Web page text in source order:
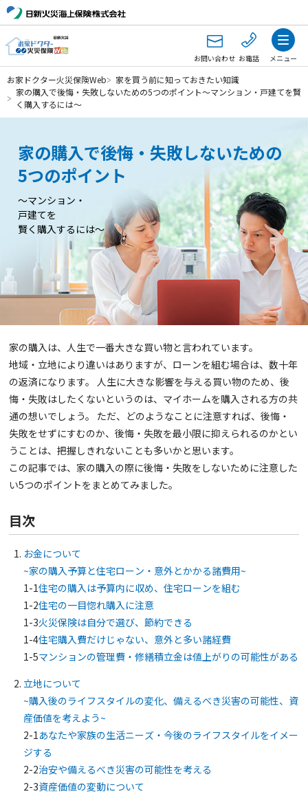
お問い合わせ お電話 メニュー
お家ドクター火災保険Web
家を買う前に知っておきたい知識
家の購入で後悔・失敗しないための5つのポイント～マンション・戸建てを賢
く購入するには～
家の購入で後悔・失敗しないための
5つのポイント
～マンション・
戸建てを
賢く購入するには～
家の購入は、人生で一番大きな買い物と言われています。
地域・立地により違いはありますが、ローンを組む場合は、数十年
の返済になります。 人生に大きな影響を与える買い物のため、後
悔・失敗はしたくないというのは、マイホームを購入される方の共
通の想いでしょう。 ただ、どのようなことに注意すれば、後悔・
失敗をせずにすむのか、後悔・失敗を最小限に抑えられるのかとい
うことは、把握しきれないことも多いかと思います。
この記事では、家の購入の際に後悔・失敗をしないために注意した
い5つのポイントをまとめてみました。
目次
お金について
~家の購入予算と住宅ローン・意外とかかる諸費用~
1-1住宅の購入は予算内に収め、住宅ローンを組む
1-2住宅の一目惚れ購入に注意
1-3火災保険は自分で選び、節約できる
1-4住宅購入費だけじゃない、意外と多い諸経費
1-5マンションの管理費・修繕積立金は値上がりの可能性がある
立地について
~購入後のライフスタイルの変化、備えるべき災害の可能性、資
産価値を考えよう~
2-1 あなたや家族の生活ニーズ・今後のライフスタイルをイメー
ジする
2-2治安や備えるべき災害の可能性を考える
2-3資産価値の変動について